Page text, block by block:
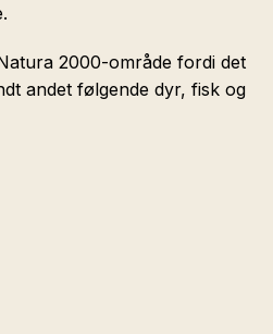
2000-område fordi det
andet følgende dyr, fisk og